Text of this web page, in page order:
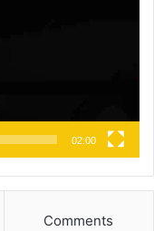
02:00
Comments